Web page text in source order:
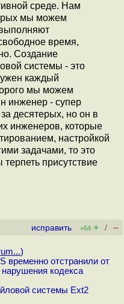
среде. Нам
мы можем
время,
Создание
системы - это
каждый
мы можем
инженер - супер
десятерых, но он в
инженеров, которые
настройкой
задачами, то это
терпеть присутствие
исправить +54 + / –
)
временно отстранили от
нарушения кодекса
системы Ext2